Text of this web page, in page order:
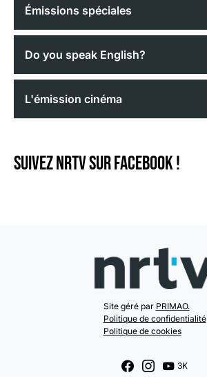
Émissions spéciales
Do you speak English?
L'émission cinéma
Suivez NRTV sur Facebook !
Site géré par PRIMAO.
Politique de confidentialité
Politique de cookies
3K